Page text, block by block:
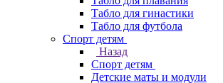
Табло для гинастики
Табло для футбола
Спорт детям
Назад
Спорт детям
Детские маты и модули